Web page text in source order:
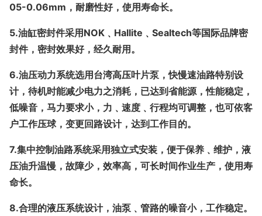
05-0.06mm，耐磨性好，使用寿命长。
5.油缸密封件采用NOK﹑Hallite﹑Sealtech等国际品牌密
封件，密封效果好，经久耐用。
6.油压动力系统选用台湾高压叶片泵，快慢速油路特别设
计，待机时能减少电力之消耗，已达到省能源，性能稳定，
低噪音，马力要求小，力﹑速度﹑行程均可调整，也可依客
户工作压球，变更回路设计，达到工作目的。
7.集中控制油路系统采用独立式安装，便于保养﹑维护，液
压油升温慢，故障少，效率高，可长时间作业生产，使用寿
命长。
8.合理的液压系统设计，油泵﹑管路的噪音小，工作稳定。